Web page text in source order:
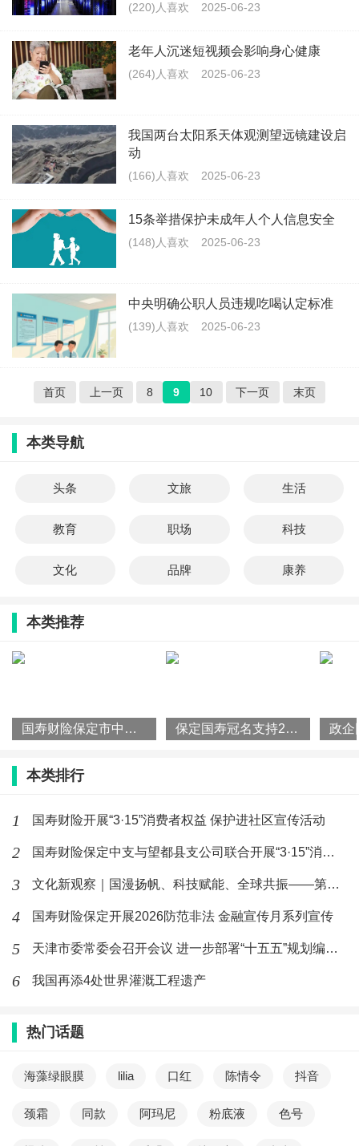
(220)人喜欢 2025-06-23
老年人沉迷短视频会影响身心健康
(264)人喜欢 2025-06-23
我国两台太阳系天体观测望远镜建设启
动
(166)人喜欢 2025-06-23
15条举措保护未成年人个人信息安全
(148)人喜欢 2025-06-23
中央明确公职人员违规吃喝认定标准
(139)人喜欢 2025-06-23
首页 上一页 8 9 10 下一页 末页
本类导航
头条 文旅 生活
教育 职场 科技
文化 品牌 康养
本类推荐
国寿财险保定市中心支公司举办“合规公开课“，筑牢风控防线 保定国寿冠名支持2026年保定市“河北福嫂”技能大赛圆满落幕
本类排行
1 国寿财险开展“3·15”消费者权益 保护进社区宣传活动
2 国寿财险保定中支与望都县支公司联合开展“3·15”消费者权益
3 文化新观察｜国漫扬帆、科技赋能、全球共振——第二十一届中国国
4 国寿财险保定开展2026防范非法 金融宣传月系列宣传
5 天津市委常委会召开会议 进一步部署“十五五”规划编制、海防建
6 我国再添4处世界灌溉工程遗产
热门话题
海藻绿眼膜 lilia 口红 陈情令 抖音
颈霜 同款 阿玛尼 粉底液 色号